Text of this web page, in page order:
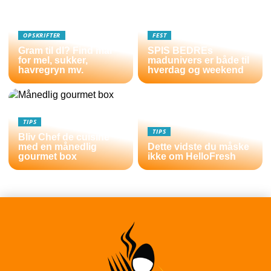
OPSKRIFTER
Gram til dl? Find mål
for mel, sukker,
havregryn mv.
FEST
SPIS BEDREs
madunivers er både til
hverdag og weekend
TIPS
Bliv Chef de cuisine
med en månedlig
gourmet box
TIPS
Dette vidste du måske
ikke om HelloFresh